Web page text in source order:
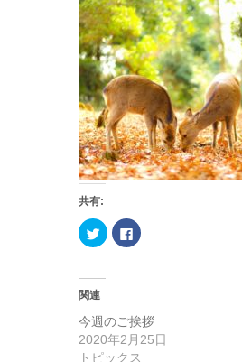
共有:
ク
リ
て
i
t
t
e
F
a
で
共
有
す
関連
今週のご挨拶
2020年2月25日
トピックス